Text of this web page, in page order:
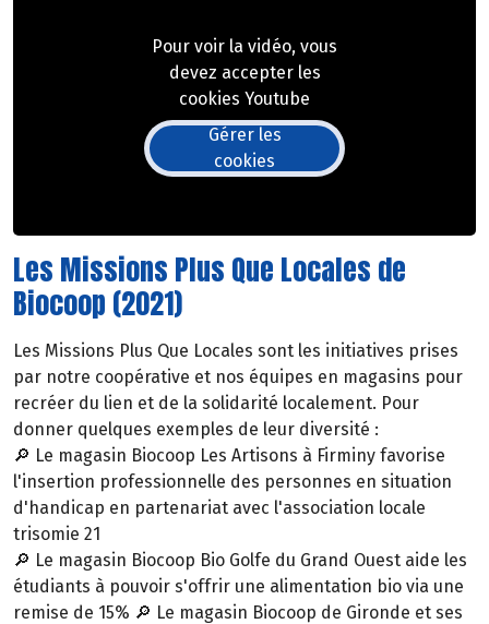
Pour voir la vidéo, vous
devez accepter les
cookies Youtube
Gérer les
cookies
Les Missions Plus Que Locales de
Biocoop (2021)
Les Missions Plus Que Locales sont les initiatives prises
par notre coopérative et nos équipes en magasins pour
recréer du lien et de la solidarité localement. Pour
donner quelques exemples de leur diversité :
🔎 Le magasin Biocoop Les Artisons à Firminy favorise
l'insertion professionnelle des personnes en situation
d'handicap en partenariat avec l'association locale
trisomie 21
🔎 Le magasin Biocoop Bio Golfe du Grand Ouest aide les
étudiants à pouvoir s'offrir une alimentation bio via une
remise de 15% 🔎 Le magasin Biocoop de Gironde et ses